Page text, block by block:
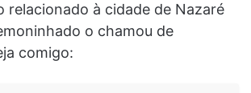
relacionado à cidade de Nazaré
o chamou de
comigo: